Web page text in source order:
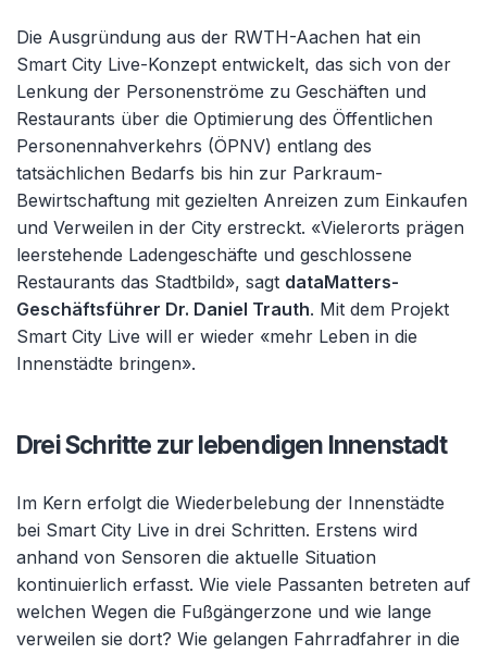
Die Ausgründung aus der RWTH-Aachen hat ein
Smart City Live-Konzept entwickelt, das sich von der
Lenkung der Personenströme zu Geschäften und
Restaurants über die Optimierung des Öffentlichen
Personennahverkehrs (ÖPNV) entlang des
tatsächlichen Bedarfs bis hin zur Parkraum-
Bewirtschaftung mit gezielten Anreizen zum Einkaufen
und Verweilen in der City erstreckt. «Vielerorts prägen
leerstehende Ladengeschäfte und geschlossene
Restaurants das Stadtbild», sagt dataMatters-
Geschäftsführer Dr. Daniel Trauth. Mit dem Projekt
Smart City Live will er wieder «mehr Leben in die
Innenstädte bringen».
Drei Schritte zur lebendigen Innenstadt
Im Kern erfolgt die Wiederbelebung der Innenstädte
bei Smart City Live in drei Schritten. Erstens wird
anhand von Sensoren die aktuelle Situation
kontinuierlich erfasst. Wie viele Passanten betreten auf
welchen Wegen die Fußgängerzone und wie lange
verweilen sie dort? Wie gelangen Fahrradfahrer in die